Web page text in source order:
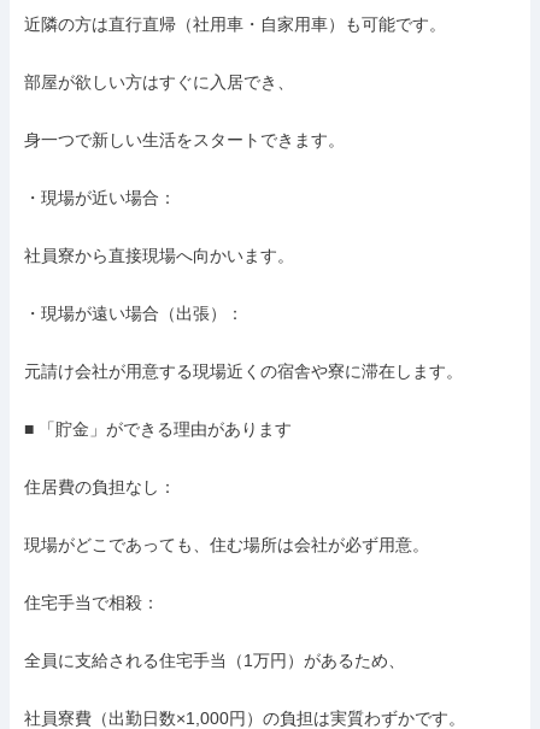
近隣の方は直行直帰（社用車・自家用車）も可能です。
部屋が欲しい方はすぐに入居でき、
身一つで新しい生活をスタートできます。
・現場が近い場合：
社員寮から直接現場へ向かいます。
・現場が遠い場合（出張）：
元請け会社が用意する現場近くの宿舎や寮に滞在します。
■ 「貯金」ができる理由があります
住居費の負担なし：
現場がどこであっても、住む場所は会社が必ず用意。
住宅手当で相殺：
全員に支給される住宅手当（1万円）があるため、
社員寮費（出勤日数×1,000円）の負担は実質わずかです。